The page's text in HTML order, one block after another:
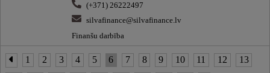
(+371) 26222497
silvafinance@silvafinance.lv
Finanšu darbība
1 2 3 4 5 6 7 8 9 10 11 12
13